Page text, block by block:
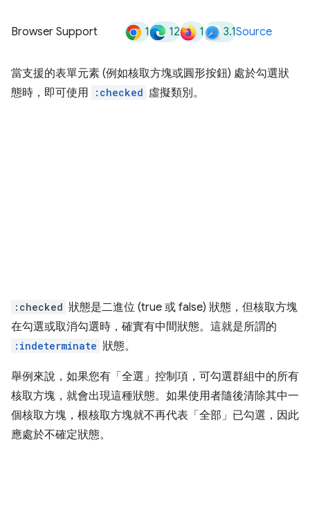
Browser Support 1 12 1 3.1Source
當支援的表單元素 (例如核取方塊或圓形按鈕) 處於勾選狀
態時，即可使用
:checked 虛擬類別。
:checked 狀態是二進位 (true 或 false) 狀態，但核取方塊
在勾選或取消勾選時，確實有中間狀態。這就是所謂的
:indeterminate 狀態。
舉例來說，如果您有「全選」控制項，可勾選群組中的所有
核取方塊，就會出現這種狀態。如果使用者隨後清除其中一
個核取方塊，根核取方塊就不再代表「全部」已勾選，因此
應處於不確定狀態。